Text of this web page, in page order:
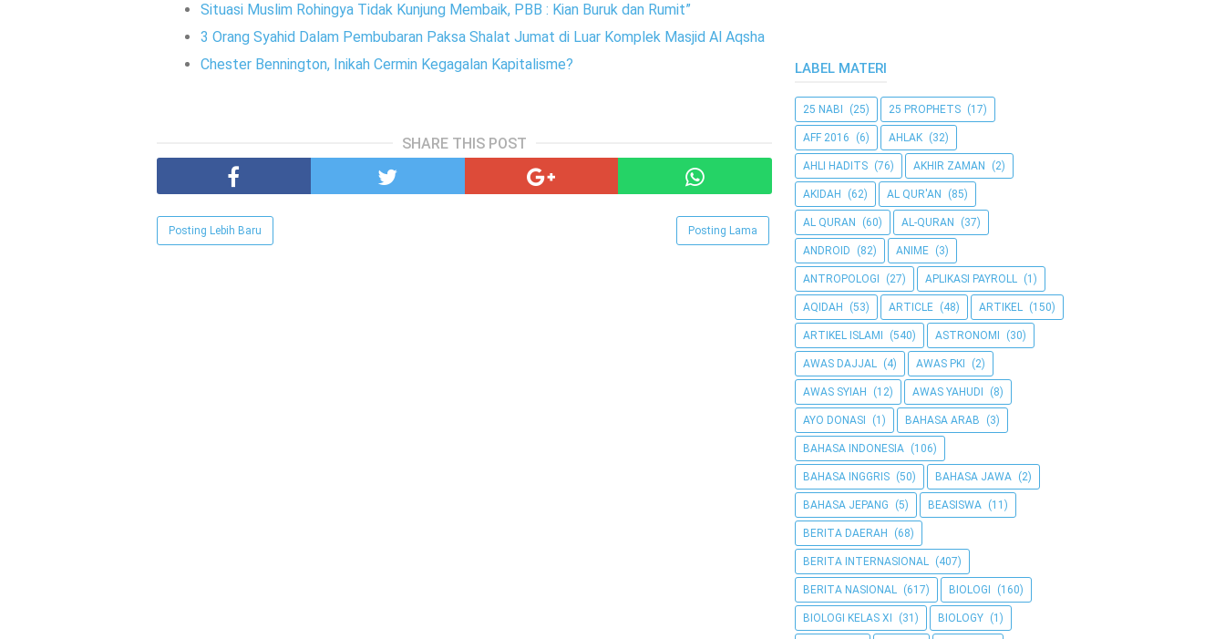
Situasi Muslim Rohingya Tidak Kunjung Membaik, PBB : Kian Buruk dan Rumit”
3 Orang Syahid Dalam Pembubaran Paksa Shalat Jumat di Luar Komplek Masjid Al Aqsha
Chester Bennington, Inikah Cermin Kegagalan Kapitalisme?
SHARE THIS POST
Posting Lebih Baru Posting Lama
LABEL MATERI
25 NABI (25) 25 PROPHETS (17)
AFF 2016 (6) AHLAK (32)
AHLI HADITS (76) AKHIR ZAMAN (2)
AKIDAH (62) AL QUR'AN (85)
AL QURAN (60) AL-QURAN (37)
ANDROID (82) ANIME (3)
ANTROPOLOGI (27) APLIKASI PAYROLL (1)
AQIDAH (53) ARTICLE (48) ARTIKEL (150)
ARTIKEL ISLAMI (540) ASTRONOMI (30)
AWAS DAJJAL (4) AWAS PKI (2)
AWAS SYIAH (12) AWAS YAHUDI (8)
AYO DONASI (1) BAHASA ARAB (3)
BAHASA INDONESIA (106)
BAHASA INGGRIS (50) BAHASA JAWA (2)
BAHASA JEPANG (5) BEASISWA (11)
BERITA DAERAH (68)
BERITA INTERNASIONAL (407)
BERITA NASIONAL (617) BIOLOGI (160)
BIOLOGI KELAS XI (31) BIOLOGY (1)